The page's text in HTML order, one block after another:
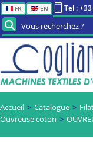
FR EN Tel :
Vous recherchez ?
Accueil Catalogue
Ouvreuse coton